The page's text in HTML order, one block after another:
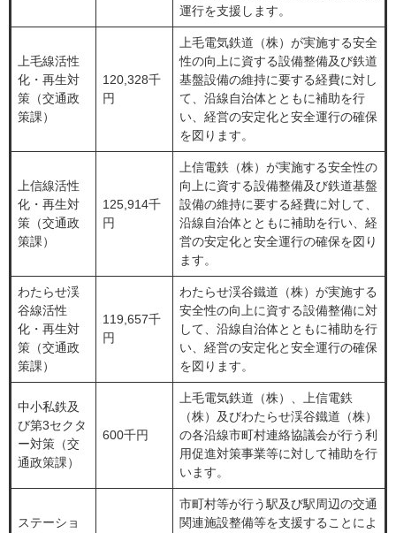
運行を支援します。
上毛線活性
化・再生対
策（交通政
策課）
120,328千
円
上毛電気鉄道（株）が実施する安全
性の向上に資する設備整備及び鉄道
基盤設備の維持に要する経費に対し
て、沿線自治体とともに補助を行
い、経営の安定化と安全運行の確保
を図ります。
上信線活性
化・再生対
策（交通政
策課）
125,914千
円
上信電鉄（株）が実施する安全性の
向上に資する設備整備及び鉄道基盤
設備の維持に要する経費に対して、
沿線自治体とともに補助を行い、経
営の安定化と安全運行の確保を図り
ます。
わたらせ渓
谷線活性
化・再生対
策（交通政
策課）
119,657千
円
わたらせ渓谷鐵道（株）が実施する
安全性の向上に資する設備整備に対
して、沿線自治体とともに補助を行
い、経営の安定化と安全運行の確保
を図ります。
中小私鉄及
び第3セクタ
ー対策（交
通政策課）
600千円
上毛電気鉄道（株）、上信電鉄
（株）及びわたらせ渓谷鐵道（株）
の各沿線市町村連絡協議会が行う利
用促進対策事業等に対して補助を行
います。
ステーショ
市町村等が行う駅及び駅周辺の交通
関連施設整備等を支援することによ